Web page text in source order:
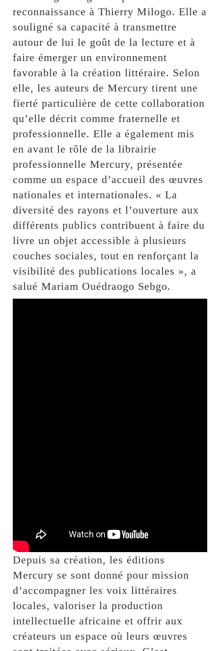
reconnaissance à Thierry Milogo. Elle a
souligné sa capacité à transmettre
autour de lui le goût de la lecture et à
faire émerger un environnement
favorable à la création littéraire. Selon
elle, les auteurs de Mercury tirent une
fierté particulière de cette collaboration
qu’elle décrit comme fraternelle et
professionnelle. Elle a également mis
en avant le rôle de la librairie
professionnelle Mercury, présentée
comme un espace d’accueil des œuvres
nationales et internationales. « La
diversité des rayons et l’ouverture aux
différents publics contribuent à faire du
livre un objet accessible à plusieurs
couches sociales, tout en renforçant la
visibilité des publications locales », a
salué Mariam Ouédraogo Sebgo.
Depuis sa création, les éditions
Mercury se sont donné pour mission
d’accompagner les voix littéraires
locales, valoriser la production
intellectuelle africaine et offrir aux
créateurs un espace où leurs œuvres